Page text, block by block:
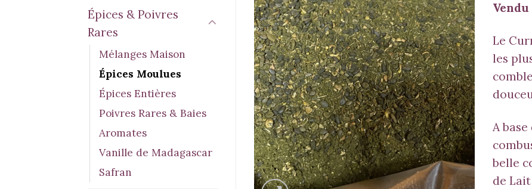
Épices & Poivres
Rares
Mélanges Maison
Épices Moulues
Épices Entières
Poivres Rares & Baies
Aromates
Vanille de Madagascar
Safran
Le
les
A
belle
de